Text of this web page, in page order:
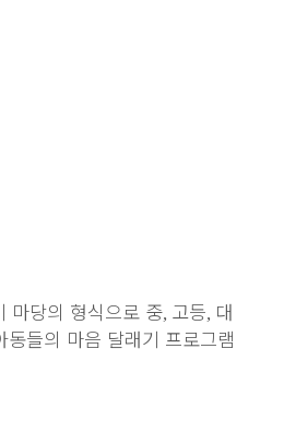
마당의 형식으로 중, 고등, 대
들의 마음 달래기 프로그램